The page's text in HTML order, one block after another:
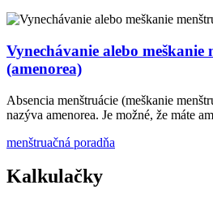
Vynechávanie alebo meškanie
(amenorea)
Absencia menštruácie (meškanie
nazýva amenorea. Je možné, že máte
menštruačná poradňa
Kalkulačky